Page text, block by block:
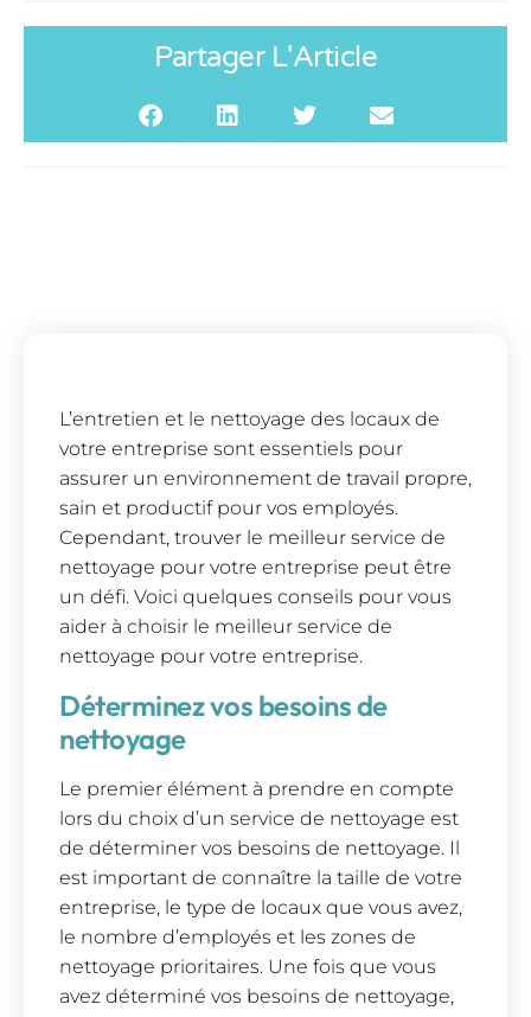
Partager L'Article
L’entretien et le nettoyage des locaux de
votre entreprise sont essentiels pour
assurer un environnement de travail propre,
sain et productif pour vos employés.
Cependant, trouver le meilleur service de
nettoyage pour votre entreprise peut être
un défi. Voici quelques conseils pour vous
aider à choisir le meilleur service de
nettoyage pour votre entreprise.
Déterminez vos besoins de
nettoyage
Le premier élément à prendre en compte
lors du choix d’un service de nettoyage est
de déterminer vos besoins de nettoyage. Il
est important de connaître la taille de votre
entreprise, le type de locaux que vous avez,
le nombre d’employés et les zones de
nettoyage prioritaires. Une fois que vous
avez déterminé vos besoins de nettoyage,